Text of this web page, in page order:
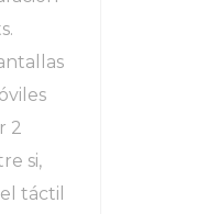
2
si,
táctil